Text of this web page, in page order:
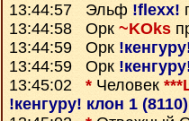
13:44:57 Эльф !flexx!
13:44:58 Орк ~KOks
13:44:59 Орк
13:44:59 Орк
13:45:02 * Человек
!кенгуру! клон 1 (8110)